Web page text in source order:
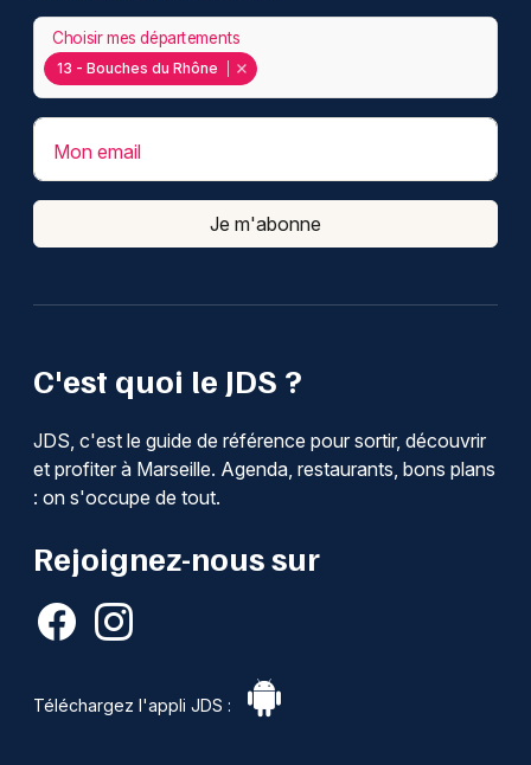
C'est quoi le JDS ?
JDS, c'est le guide de référence pour sortir, découvrir
et profiter à Marseille. Agenda, restaurants, bons plans
: on s'occupe de tout.
Rejoignez-nous sur
Téléchargez l'appli JDS :
13 - Bouches du Rhône
Choisir mes départements
Mon email
Je m'abonne